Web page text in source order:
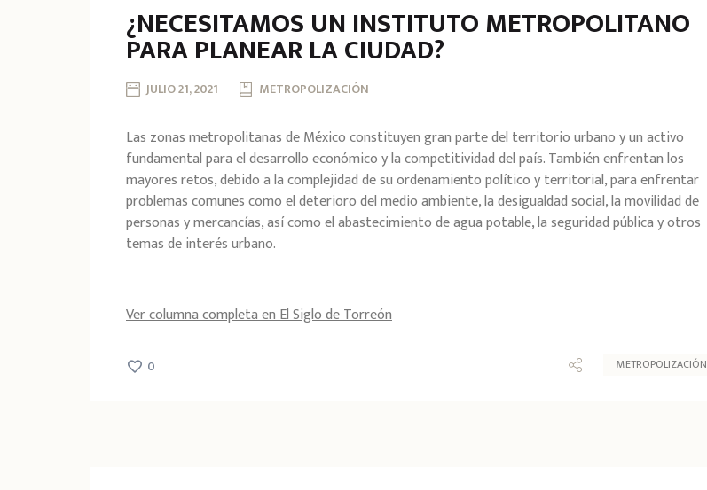
¿NECESITAMOS UN INSTITUTO METROPOLITANO
PARA PLANEAR LA CIUDAD?
JULIO 21, 2021 METROPOLIZACIÓN
Las zonas metropolitanas de México constituyen gran parte del territorio urbano y un activo
fundamental para el desarrollo económico y la competitividad del país. También enfrentan los
mayores retos, debido a la complejidad de su ordenamiento político y territorial, para enfrentar
problemas comunes como el deterioro del medio ambiente, la desigualdad social, la movilidad de
personas y mercancías, así como el abastecimiento de agua potable, la seguridad pública y otros
temas de interés urbano.
Ver columna completa en El Siglo de Torreón
0 METROPOLIZACIÓN